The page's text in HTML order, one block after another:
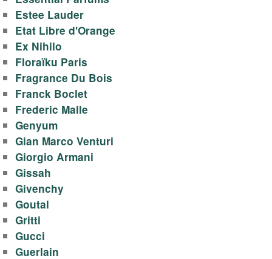
Estee Lauder
Etat Libre d'Orange
Ex Nihilo
Floraïku Paris
Fragrance Du Bois
Franck Boclet
Frederic Malle
Genyum
Gian Marco Venturi
Giorgio Armani
Gissah
Givenchy
Goutal
Gritti
Gucci
Guerlain